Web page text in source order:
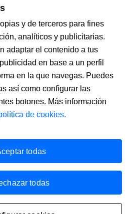
folio 873, hoja B-1561, NIF
sujeta a la supervisión del Banco de
administrativo especial con el
correo electrónico:
de Sabadell, S.A., 2020. Todos
y de terceros para fines
analíticos y publicitarias.
adaptar el contenido a tus
en base a un perfil
en la que navegas. Puedes
así como configurar las
botones. Más información
de cookies.
todas
todas